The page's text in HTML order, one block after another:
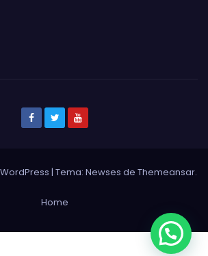
| Tema: Newses de Themeansar.
Home